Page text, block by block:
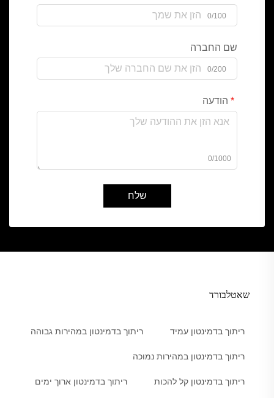
0/100
שם החברה
0/200
הודעה
0/1000
שלח
שאטלבורד
ריתוך בדמינטון עמיד ריתוך בדמינטון במהירות גבוהה
ריתוך בדמינטון במהירות נמוכה
ריתוך בדמינטון קל להכות ריתוך בדמינטון ארוך ימים